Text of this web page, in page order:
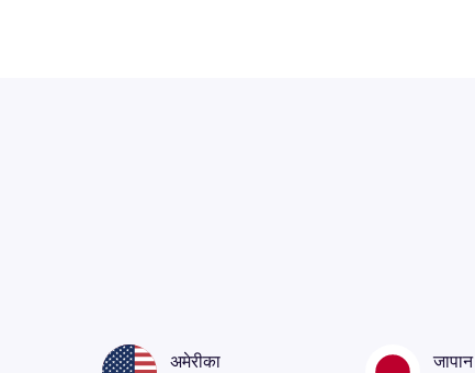
अमेरीका जापान